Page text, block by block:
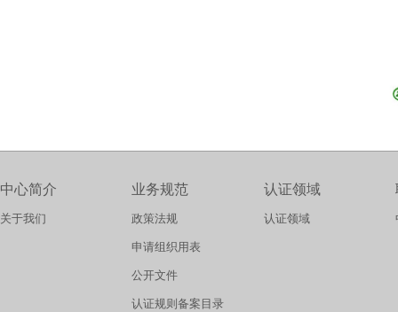
中心简介
关于我们
业务规范
政策法规
申请组织用表
公开文件
认证规则备案目录
认证领域
认证领域